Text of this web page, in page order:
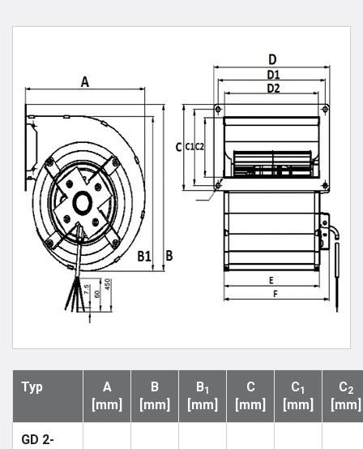
Typ
A
[mm]
B
[mm]
B1
[mm]
C
[mm]
C1
[mm]
C2
[mm]
GD 2-